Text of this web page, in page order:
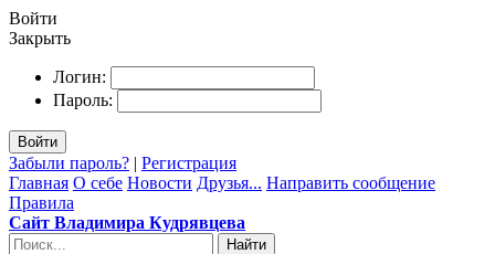
Войти
Закрыть
Логин:
Пароль:
Войти
Забыли пароль? | Регистрация
Главная О себе Новости Друзья... Направить сообщение
Правила
Сайт Владимира Кудрявцева
Найти